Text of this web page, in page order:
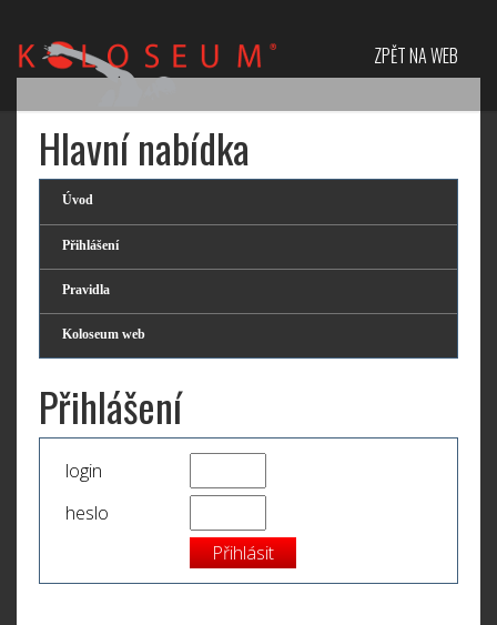
ZPĚT NA WEB
Hlavní nabídka
Úvod
Přihlášení
Pravidla
Koloseum web
Přihlášení
login
heslo